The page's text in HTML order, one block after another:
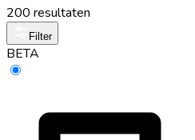
200 resultaten
Filter
BETA